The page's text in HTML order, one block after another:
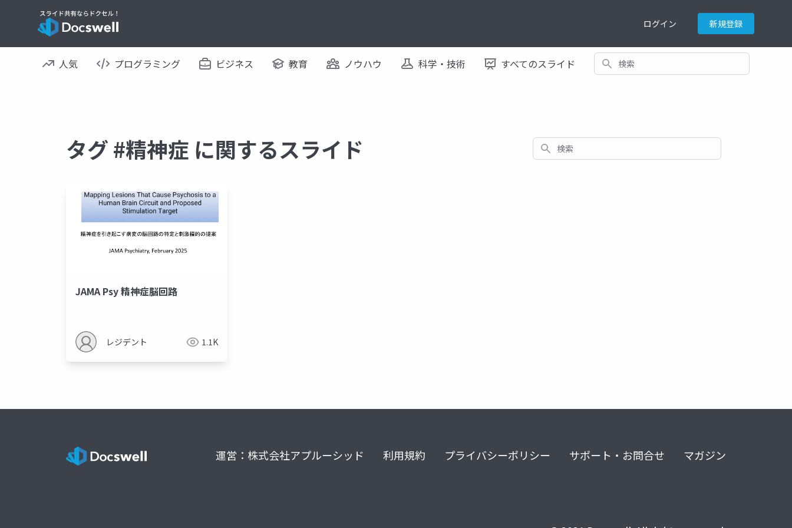
ログイン 新規登録
人気 プログラミング ビジネス 教育 ノウハウ 科学・技術 すべてのスライド 検索
タグ #精神症 に関するスライド 検索
JAMA Psy 精神症脳回路
レジデント 1.1K
運営：株式会社アプルーシッド 利用規約 プライバシーポリシー サポート・お問合せ マガジン